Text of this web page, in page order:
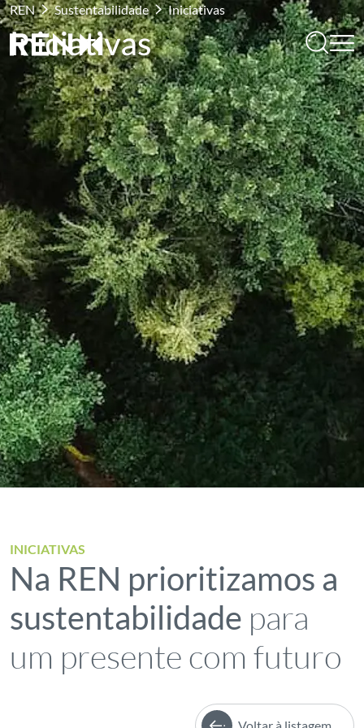
REN Sustentabilidade Iniciativas
Iniciativas
INICIATIVAS
Na REN prioritizamos a
sustentabilidade para
um presente com futuro